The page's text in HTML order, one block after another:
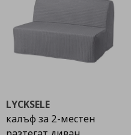
LYCKSELE
калъф за 2-местен